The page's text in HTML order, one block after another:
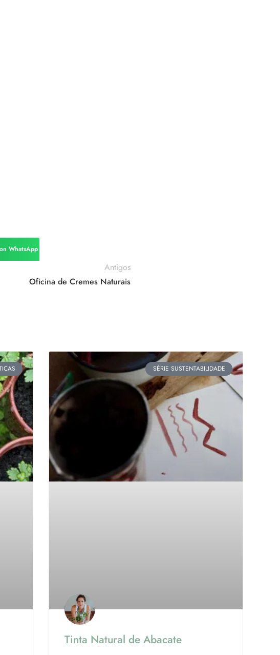
WhatsApp
Antigos
Oficina de Cremes Naturais
SÉRIE SUSTENTABILIDADE
Tinta Natural de Abacate